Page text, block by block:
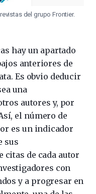
del grupo Frontier.
hay un apartado
anteriores de
Es obvio deducir
una
autores y, por
el número de
es un indicador
sus
citas de cada autor
con
y a progresar en